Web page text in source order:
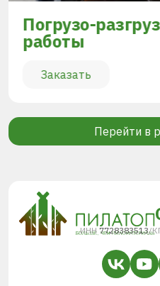
Погрузо-
работы
Заказать
Перейти в
ИНН 7728383513/